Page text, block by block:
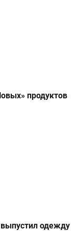
продуктов
одежду